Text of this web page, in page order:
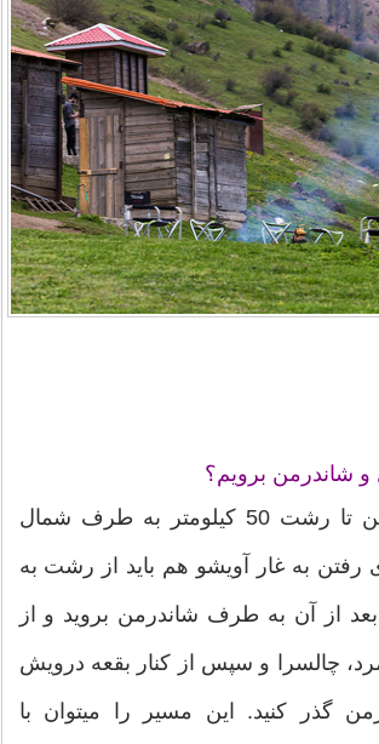
شاندرمن برویم؟
مسافت شاندرمن تا رشت 50 کیلومتر به طرف شمال
به غار آویشو هم باید از رشت به
از آن به طرف شاندرمن بروید و از
چالسرا و سپس از کنار بقعه درویش
گذر کنید. این مسیر را میتوان با